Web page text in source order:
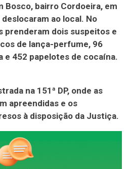
Bosco, bairro Cordoeira, em
ao local. No
prenderam dois suspeitos e
de lança-perfume, 96
e 452 papelotes de cocaína.
na 151ª DP, onde as
apreendidas e os
à disposição da Justiça.